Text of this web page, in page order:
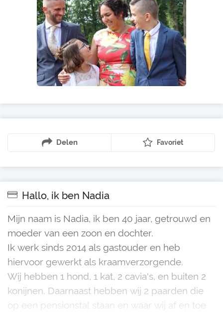
Delen Favoriet
Hallo, ik ben Nadia
Mijn naam is Nadia, ik ben 40 jaar, getrouwd en
moeder van een zoon en dochter.
Ik werk sinds 2014 als gastouder en heb
hiervoor gewerkt als kraamverzorgende.
Wij hebben 1 hond, 1 kat, 2 cavia's, en buiten 2
konijnen. Daarnaast hebben wij 2 paarden die
op een pensionstal staan en waar wij af en toe